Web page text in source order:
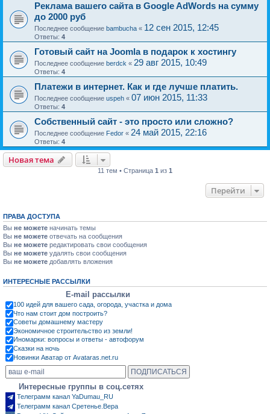
Реклама вашего сайта в Google AdWords на сумму
до 2000 руб
Последнее сообщение bambucha « 12 сен 2015, 12:45
Ответы: 4
Готовый сайт на Joomla в подарок к хостингу
Последнее сообщение berdck « 29 авг 2015, 10:49
Ответы: 4
Платежи в интернет. Как и где лучше платить.
Последнее сообщение uspeh « 07 июн 2015, 11:33
Ответы: 4
Собственный сайт - это просто или сложно?
Последнее сообщение Fedor « 24 май 2015, 22:16
Ответы: 4
Новая тема
11 тем • Страница 1 из 1
Перейти
ПРАВА ДОСТУПА
Вы не можете начинать темы
Вы не можете отвечать на сообщения
Вы не можете редактировать свои сообщения
Вы не можете удалять свои сообщения
Вы не можете добавлять вложения
ИНТЕРЕСНЫЕ РАССЫЛКИ
E-mail рассылки
100 идей для вашего сада, огорода, участка и дома
Что нам стоит дом построить?
Советы домашнему мастеру
Экономичное строительство из земли!
Иномарки: вопросы и ответы - автофорум
Сказки на ночь
Новинки Аватар от Avataras.net.ru
Интересные группы в соц.сетях
Телеграмм канал YaDumau_RU
Телеграмм канал Сретенье.Вера